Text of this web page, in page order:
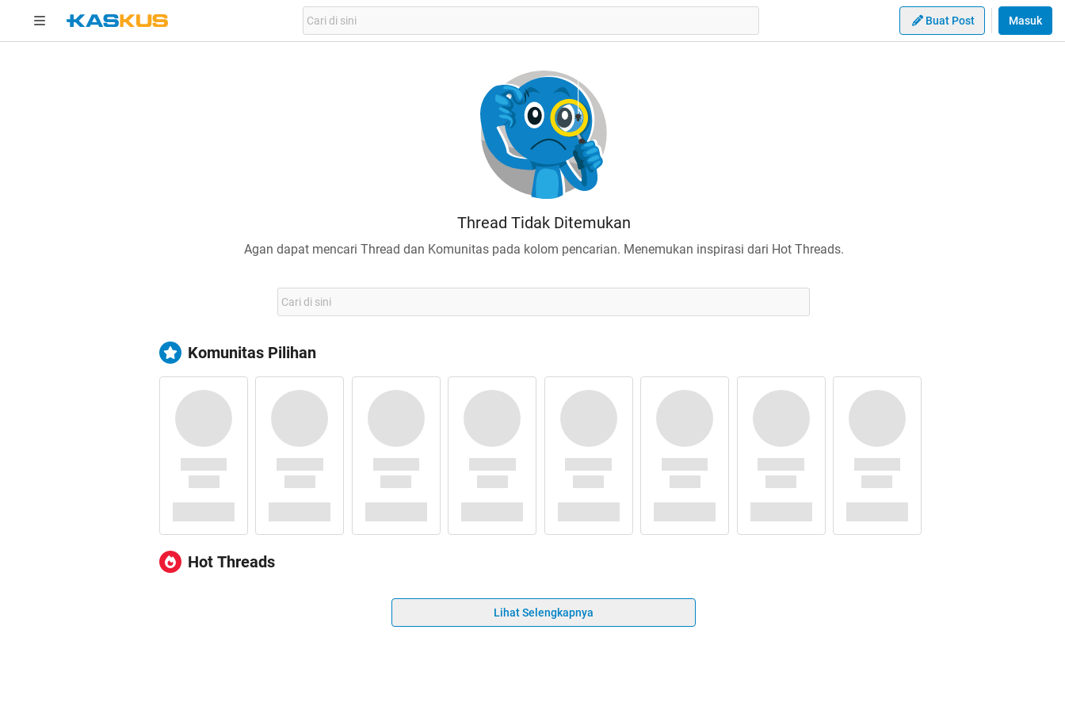
Buat Post Masuk
Thread Tidak Ditemukan
Agan dapat mencari Thread dan Komunitas pada kolom pencarian. Menemukan inspirasi dari Hot Threads.
Komunitas Pilihan
Hot Threads
Lihat Selengkapnya